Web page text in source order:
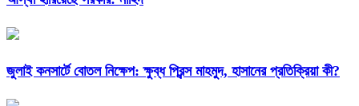
জুলাই কনসার্টে বোতল নিক্ষেপ: ক্ষুব্ধ প্রিন্স মাহমুদ, হাসানের প্রতিক্রিয়া কী?